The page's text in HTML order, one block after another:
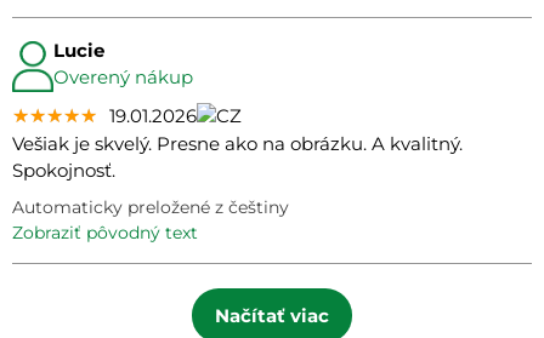
Lucie
Overený nákup
★★★★★
★★★★★
★★★★★ 19.01.2026
Vešiak je skvelý. Presne ako na obrázku. A kvalitný.
Spokojnosť.
Automaticky preložené z češtiny
zobraziť pôvodný text
Načítať viac